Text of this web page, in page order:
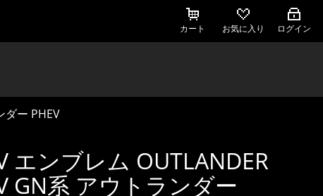
カート お気に入り ログイン
ダー PHEV
エンブレム OUTLANDER
GN系 アウトランダー